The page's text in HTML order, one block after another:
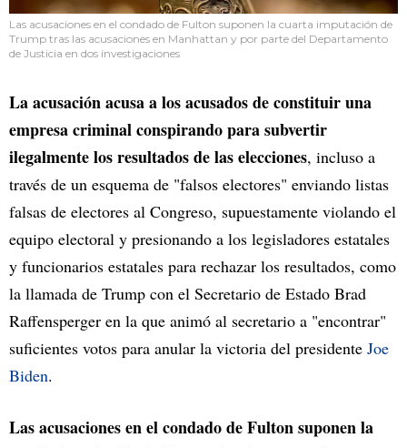
Las acusaciones en el condado de Fulton suponen la cuarta imputación de
Trump tras las acusaciones en Manhattan y por parte del Departamento
de Justicia en dos investigaciones
La acusación acusa a los acusados de constituir una
empresa criminal conspirando para subvertir
ilegalmente los resultados de las elecciones, incluso a
través de un esquema de "falsos electores" enviando listas
falsas de electores al Congreso, supuestamente violando el
equipo electoral y presionando a los legisladores estatales
y funcionarios estatales para rechazar los resultados, como
la llamada de Trump con el Secretario de Estado Brad
Raffensperger en la que animó al secretario a "encontrar"
suficientes votos para anular la victoria del presidente Joe
Biden.
Las acusaciones en el condado de Fulton suponen la